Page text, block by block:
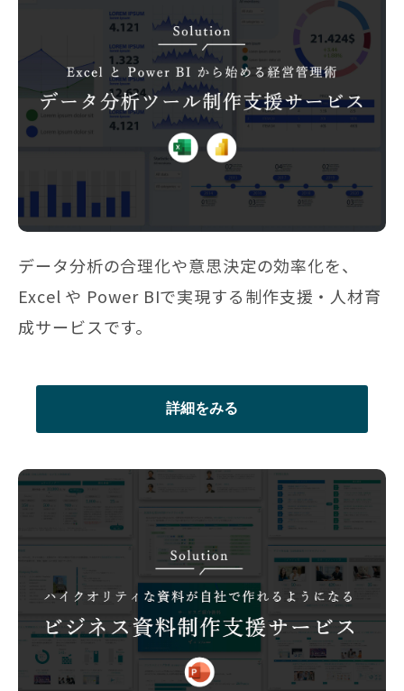
データ分析の合理化や意思決定の効率化を、
Excel や Power BIで実現する制作支援・人材育
成サービスです。
詳細をみる